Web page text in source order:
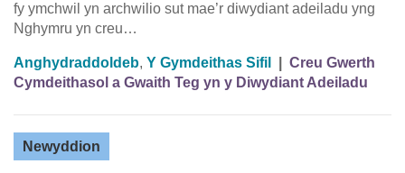
fy ymchwil yn archwilio sut mae’r diwydiant adeiladu yng
Nghymru yn creu…
Anghydraddoldeb, Y Gymdeithas Sifil
Creu Gwerth
Cymdeithasol a Gwaith Teg yn y Diwydiant Adeiladu
Newyddion